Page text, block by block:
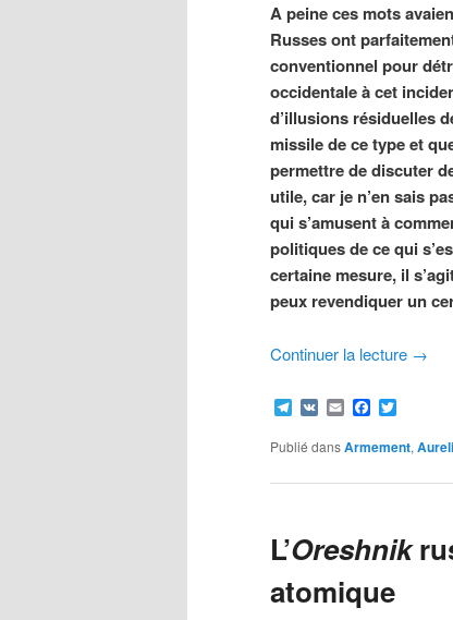
A peine ces mots
Russes ont
conventionnel pour
occidentale à cet
d’illusions résiduelles
missile de ce type et
permettre de discuter
utile, car je n’en sais
qui s’amusent à
politiques de ce qui
certaine mesure, il
peux revendiquer un
Continuer la lecture →
Telegram
VK EmailFacebook
Publié dansArmement,
L’Oreshnik
atomique